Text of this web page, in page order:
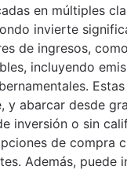
en múltiples
invierte
de ingresos,
incluyendo
abarcar desde
inversión o sin
de compra
Además, puede